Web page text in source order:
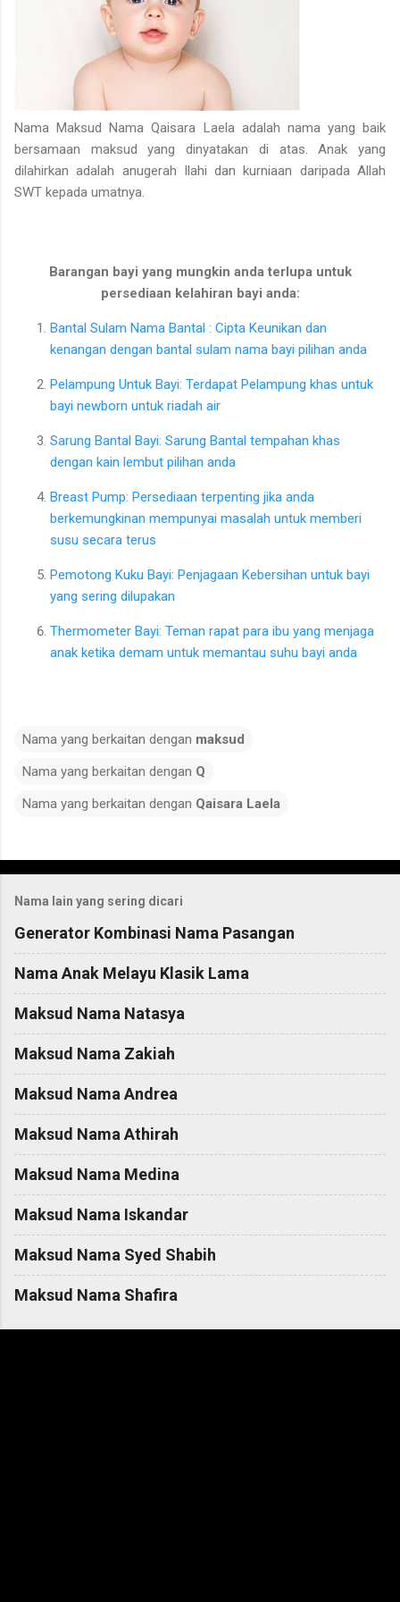
Nama Maksud Nama Qaisara Laela adalah nama yang baik
bersamaan maksud yang dinyatakan di atas. Anak yang
dilahirkan adalah anugerah Ilahi dan kurniaan daripada Allah
SWT kepada umatnya.
Barangan bayi yang mungkin anda terlupa untuk
persediaan kelahiran bayi anda:
Bantal Sulam Nama Bantal : Cipta Keunikan dan
kenangan dengan bantal sulam nama bayi pilihan anda
Pelampung Untuk Bayi: Terdapat Pelampung khas untuk
bayi newborn untuk riadah air
Sarung Bantal Bayi: Sarung Bantal tempahan khas
dengan kain lembut pilihan anda
Breast Pump: Persediaan terpenting jika anda
berkemungkinan mempunyai masalah untuk memberi
susu secara terus
Pemotong Kuku Bayi: Penjagaan Kebersihan untuk bayi
yang sering dilupakan
Thermometer Bayi: Teman rapat para ibu yang menjaga
anak ketika demam untuk memantau suhu bayi anda
Nama yang berkaitan dengan maksud
Nama yang berkaitan dengan Q
Nama yang berkaitan dengan Qaisara Laela
o
m
m
e
n
Nama lain yang sering dicari
Generator Kombinasi Nama Pasangan
Nama Anak Melayu Klasik Lama
Maksud Nama Natasya
Maksud Nama Zakiah
Maksud Nama Andrea
Maksud Nama Athirah
Maksud Nama Medina
Maksud Nama Iskandar
Maksud Nama Syed Shabih
Maksud Nama Shafira